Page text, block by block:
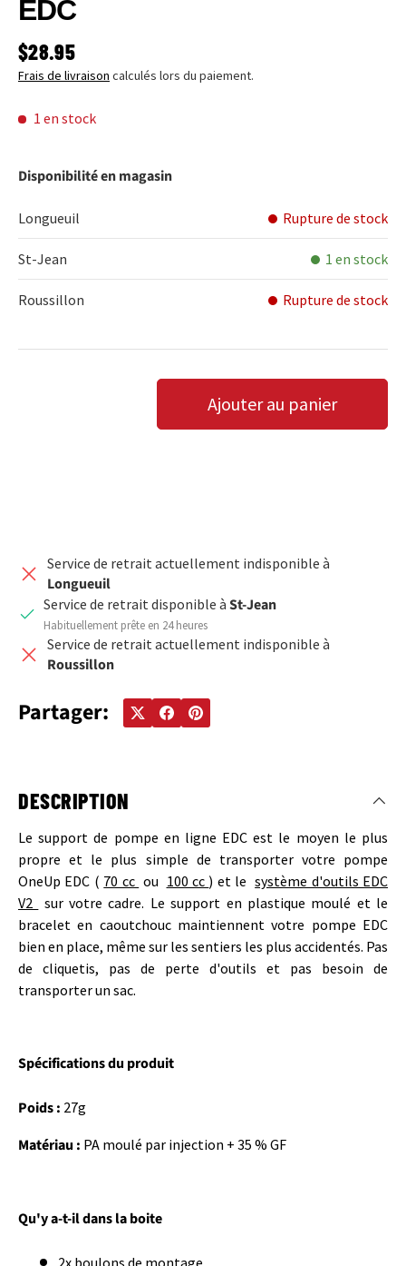
EDC
PRIX HABITUEL
$28.95
Frais de livraison calculés lors du paiement.
1 en stock
Disponibilité en magasin
Longueuil Rupture de stock
St-Jean 1 en stock
Roussillon Rupture de stock
DIMINUER LA QUANTITÉ
AUGMENTER LA QUANTITÉ
Ajouter au panier
Service de retrait actuellement indisponible à
Longueuil
Service de retrait disponible à St-Jean
Habituellement prête en 24 heures
Service de retrait actuellement indisponible à
Roussillon
Partager:
DESCRIPTION
Le support de pompe en ligne EDC est le moyen le plus
propre et le plus simple de transporter votre pompe
OneUp EDC ( 70 cc ou 100 cc ) et lesystème d'outils EDC
V2
sur votre cadre. Le support en plastique moulé et le
bracelet en caoutchouc maintiennent votre pompe EDC
bien en place, même sur les sentiers les plus accidentés. Pas
de cliquetis, pas de perte d'outils et pas besoin de
transporter un sac.
Spécifications du produit
Poids : 27g
Matériau : PA moulé par injection + 35 % GF
Qu'y a-t-il dans la boite
2x boulons de montage